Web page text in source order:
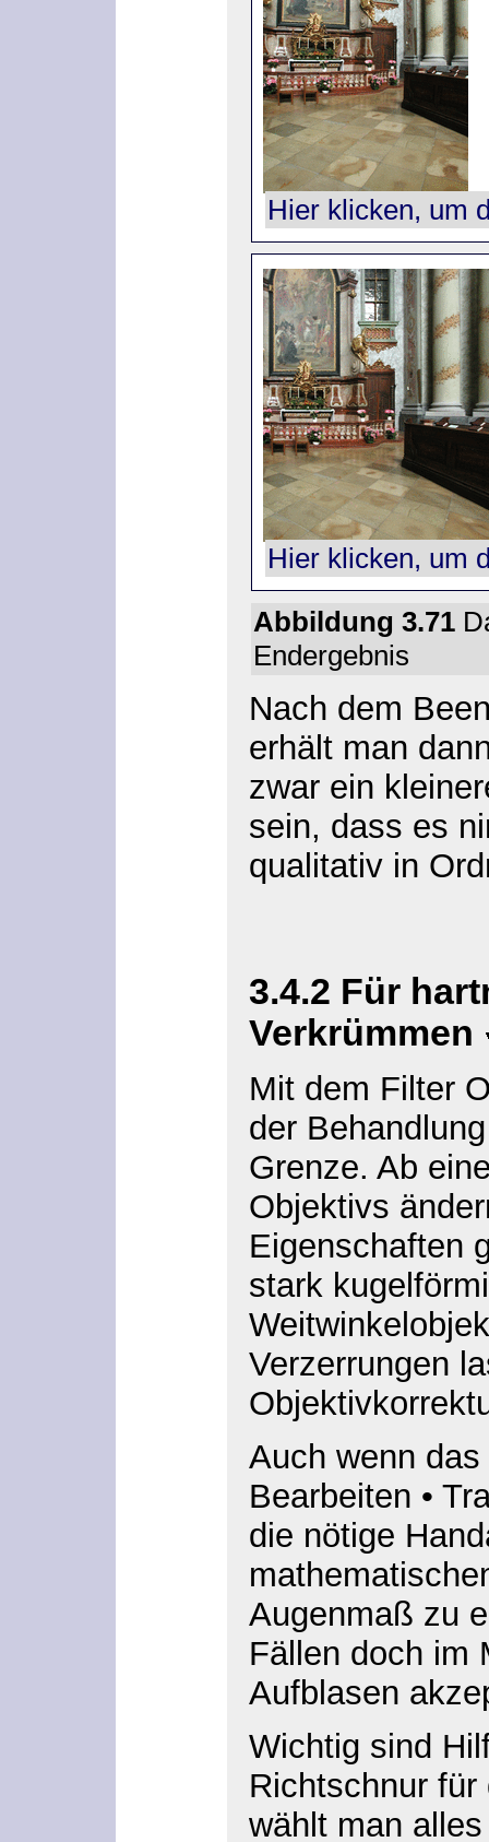
Hier klicken, um
Hier klicken, um
Abbildung 3.71
Endergebnis
Nach dem
erhält man
zwar ein
sein, dass es
qualitativ in
3.4.2 Für
Verkrümmen
Mit dem Filter
der
Grenze. Ab
Objektivs
Eigenschaften
stark
Verzerrungen
Auch wenn
Bearbeiten •
die nötige
Augenmaß zu
Fällen doch im
Aufblasen
Wichtig sind
Richtschnur
wählt man